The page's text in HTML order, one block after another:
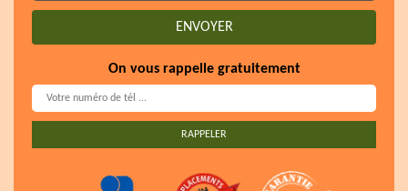
On vous rappelle gratuitement